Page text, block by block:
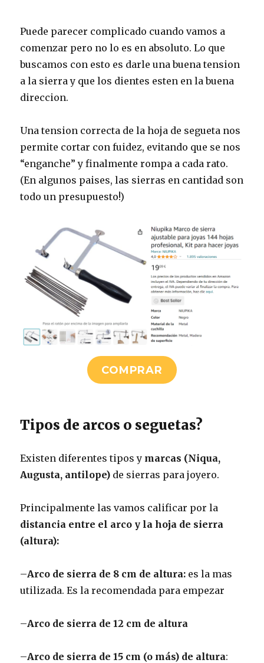
Puede parecer complicado cuando vamos a
comenzar pero no lo es en absoluto. Lo que
buscamos con esto es darle una buena tension
a la sierra y que los dientes esten en la buena
direccion.
Una tension correcta de la hoja de segueta nos
permite cortar con fuidez, evitando que se nos
“enganche” y finalmente rompa a cada rato.
(En algunos paises, las sierras en cantidad son
todo un presupuesto!)
COMPRAR
Tipos de arcos o seguetas?
Existen diferentes tipos y marcas (Niqua,
Augusta, antilope) de sierras para joyero.
Principalmente las vamos calificar por la
distancia entre el arco y la hoja de sierra
(altura):
–Arco de sierra de 8 cm de altura: es la mas
utilizada. Es la recomendada para empezar
–Arco de sierra de 12 cm de altura
–Arco de sierra de 15 cm (o más) de altura: